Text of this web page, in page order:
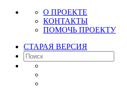
О ПРОЕКТЕ
КОНТАКТЫ
ПОМОЧЬ ПРОЕКТУ
СТАРАЯ ВЕРСИЯ